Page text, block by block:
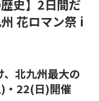
史】2日間だ
花ロマン祭 i
北九州最大の
・22(日)開催